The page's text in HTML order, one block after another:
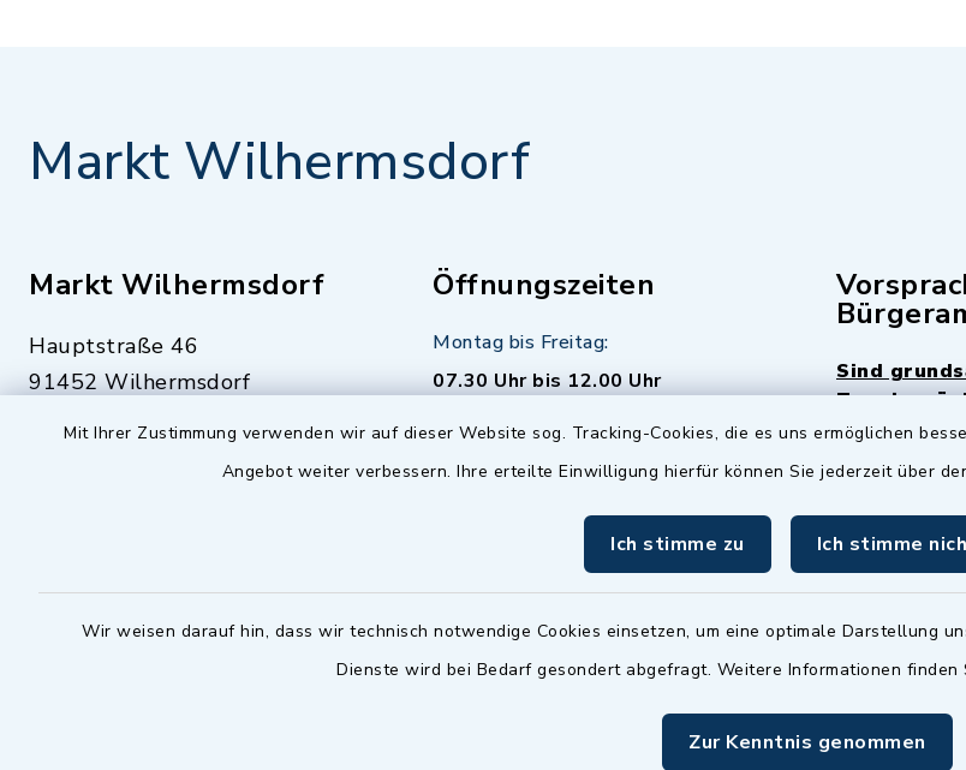
Mit Ihrer Zustimmung verwenden wir auf dieser Website sog. Tracking-Cookies, die es uns ermöglichen
Angebot weiter verbessern. Ihre erteilte Einwilligung hierfür können Sie jederzeit über
Ich stimme zu Ich stimme
Wir weisen darauf hin, dass wir technisch notwendige Cookies einsetzen, um eine optimale Darstellung
Dienste wird bei Bedarf gesondert abgefragt. Weitere Informationen finden
Zur Kenntnis genommen
Markt Wilhermsdorf
Markt Wilhermsdorf
Hauptstraße 46
91452 Wilhermsdorf
09102 9958-0
09102 9958-111
Notfallnummer Bauhof
Öffnungszeiten
Montag bis Freitag:
07.30 Uhr bis 12.00 Uhr
Dienstag zusätzlich:
16.30 bis 18.00 Uhr - allerdings
(abweichende Termine sind
möglich - bitte fragen Sie den
zuständigen Sachbearbeiter)
Sind
Termin
Das
ist